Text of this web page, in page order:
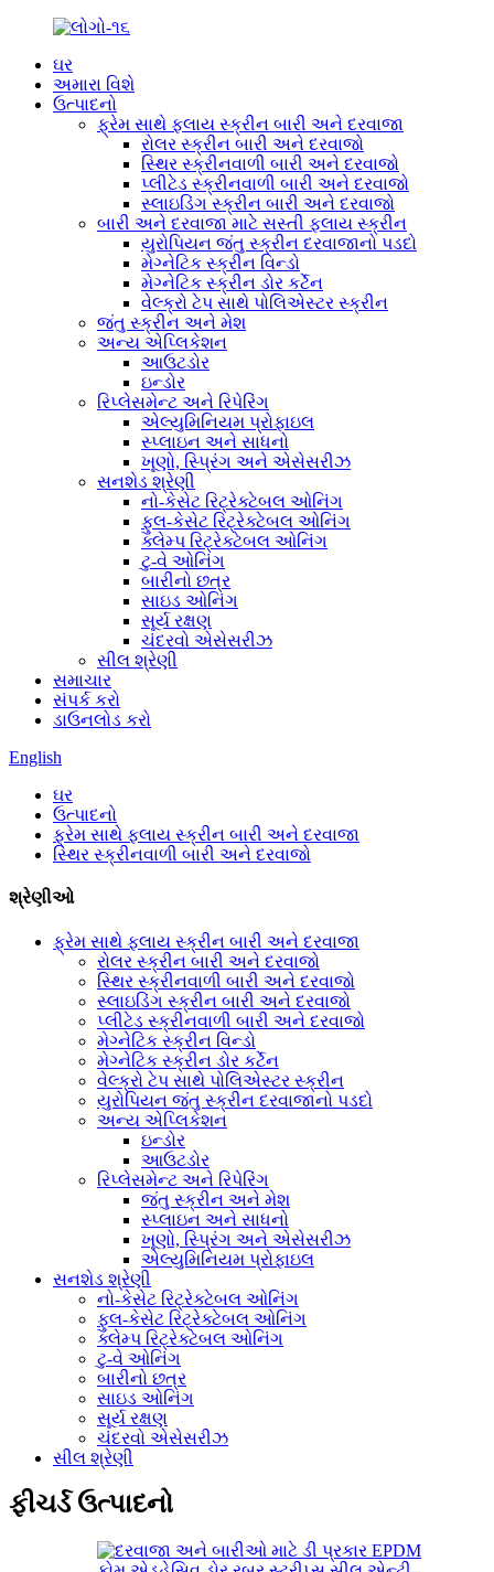
ઘર
અમારા વિશે
ઉત્પાદનો
ફ્રેમ સાથે ફ્લાય સ્ક્રીન બારી અને દરવાજા
રોલર સ્ક્રીન બારી અને દરવાજો
સ્થિર સ્ક્રીનવાળી બારી અને દરવાજો
પ્લીટેડ સ્ક્રીનવાળી બારી અને દરવાજો
સ્લાઇડિંગ સ્ક્રીન બારી અને દરવાજો
બારી અને દરવાજા માટે સસ્તી ફ્લાય સ્ક્રીન
યુરોપિયન જંતુ સ્ક્રીન દરવાજાનો પડદો
મેગ્નેટિક સ્ક્રીન વિન્ડો
મેગ્નેટિક સ્ક્રીન ડોર કર્ટેન
વેલ્ક્રો ટેપ સાથે પોલિએસ્ટર સ્ક્રીન
જંતુ સ્ક્રીન અને મેશ
અન્ય એપ્લિકેશન
આઉટડોર
ઇન્ડોર
રિપ્લેસમેન્ટ અને રિપેરિંગ
એલ્યુમિનિયમ પ્રોફાઇલ
સ્પ્લાઇન અને સાધનો
ખૂણો, સ્પ્રિંગ અને એસેસરીઝ
સનશેડ શ્રેણી
નો-કેસેટ રિટ્રેક્ટેબલ ઓનિંગ
ફુલ-કેસેટ રિટ્રેક્ટેબલ ઓનિંગ
ક્લેમ્પ રિટ્રેક્ટેબલ ઓનિંગ
ટુ-વે ઓનિંગ
બારીનો છત્ર
સાઇડ ઓનિંગ
સૂર્ય રક્ષણ
ચંદરવો એસેસરીઝ
સીલ શ્રેણી
સમાચાર
સંપર્ક કરો
ડાઉનલોડ કરો
English
ઘર
ઉત્પાદનો
ફ્રેમ સાથે ફ્લાય સ્ક્રીન બારી અને દરવાજા
સ્થિર સ્ક્રીનવાળી બારી અને દરવાજો
શ્રેણીઓ
ફ્રેમ સાથે ફ્લાય સ્ક્રીન બારી અને દરવાજા
રોલર સ્ક્રીન બારી અને દરવાજો
સ્થિર સ્ક્રીનવાળી બારી અને દરવાજો
સ્લાઇડિંગ સ્ક્રીન બારી અને દરવાજો
પ્લીટેડ સ્ક્રીનવાળી બારી અને દરવાજો
મેગ્નેટિક સ્ક્રીન વિન્ડો
મેગ્નેટિક સ્ક્રીન ડોર કર્ટેન
વેલ્ક્રો ટેપ સાથે પોલિએસ્ટર સ્ક્રીન
યુરોપિયન જંતુ સ્ક્રીન દરવાજાનો પડદો
અન્ય એપ્લિકેશન
ઇન્ડોર
આઉટડોર
રિપ્લેસમેન્ટ અને રિપેરિંગ
જંતુ સ્ક્રીન અને મેશ
સ્પ્લાઇન અને સાધનો
ખૂણો, સ્પ્રિંગ અને એસેસરીઝ
એલ્યુમિનિયમ પ્રોફાઇલ
સનશેડ શ્રેણી
નો-કેસેટ રિટ્રેક્ટેબલ ઓનિંગ
ફુલ-કેસેટ રિટ્રેક્ટેબલ ઓનિંગ
ક્લેમ્પ રિટ્રેક્ટેબલ ઓનિંગ
ટુ-વે ઓનિંગ
બારીનો છત્ર
સાઇડ ઓનિંગ
સૂર્ય રક્ષણ
ચંદરવો એસેસરીઝ
સીલ શ્રેણી
ફીચર્ડ ઉત્પાદનો